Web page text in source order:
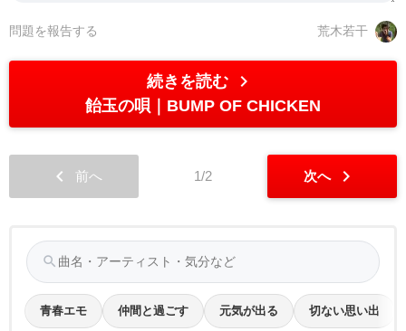
荒木若干
問題を報告する
続きを読む chevron_right
飴玉の唄 BUMP OF CHICKEN
chevron_left 前へ 1/2 次へ chevron_right
search
青春エモ 仲間と過ごす 元気が出る 切ない思い出